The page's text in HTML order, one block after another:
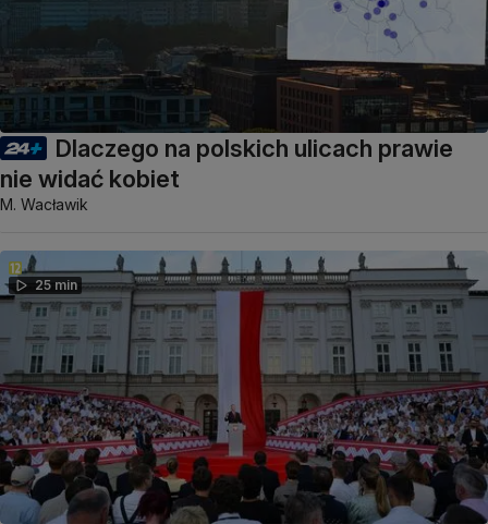
Dlaczego na polskich ulicach prawie
nie widać kobiet
M. Wacławik
25 min